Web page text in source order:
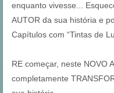
enquanto vivesse...
AUTOR da sua história e
Capítulos com “Tintas de
RE começar, neste NOVO
completamente